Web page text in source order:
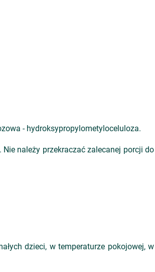
- hydroksypropylometyloceluloza.
należy przekraczać zalecanej porcji do
dzieci, w temperaturze pokojowej, w